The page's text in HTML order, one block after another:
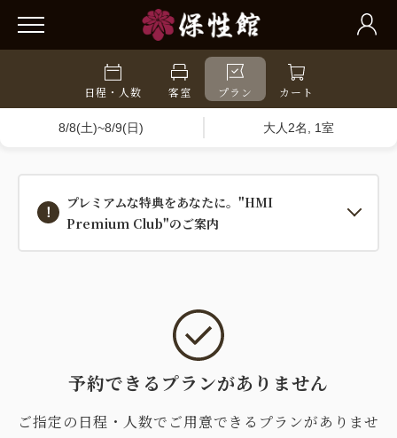
日程・人数 客室 プラン カート
8/8(土)~8/9(日) 大人2名, 1室
プレミアムな特典をあなたに。"HMI
Premium Club"のご案内
予約できるプランがありません
ご指定の日程・人数でご用意できるプランがありませ